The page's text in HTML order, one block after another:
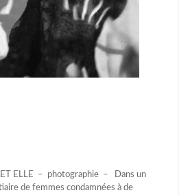
ELLE – photographie – Dans un
de femmes condamnées à de